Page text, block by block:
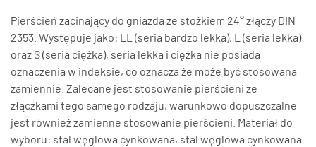
Pierścień zacinający do gniazda ze stożkiem 24° złączy DIN
2353. Występuje jako: LL (seria bardzo lekka), L (seria lekka)
oraz S (seria ciężka), seria lekka i ciężka nie posiada
oznaczenia w indeksie, co oznacza że może być stosowana
zamiennie. Zalecane jest stosowanie pierścieni ze
złączkami tego samego rodzaju, warunkowo dopuszczalne
jest również zamienne stosowanie pierścieni. Materiał do
wyboru: stal węglowa cynkowana, stal węglowa cynkowana